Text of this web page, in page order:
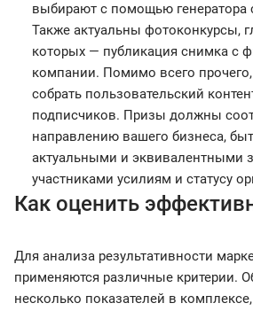
выбирают с помощью генератора
Также актуальны фотоконкурсы,
которых — публикация снимка с
компании. Помимо всего
собрать пользовательский
подписчиков. Призы должны
направлению вашего бизнеса,
актуальными и эквивалентными
участниками усилиям и статусу
Как оценить
Для анализа результативности
применяются различные критерии.
несколько показателей в